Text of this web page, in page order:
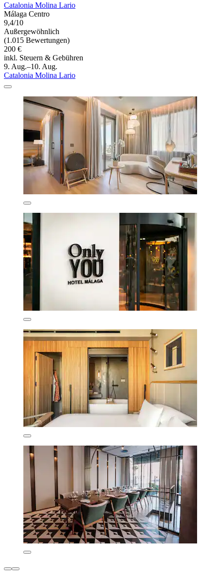
Catalonia Molina Lario
Málaga Centro
9,4/10
Außergewöhnlich
(1.015 Bewertungen)
200 €
inkl. Steuern & Gebühren
9. Aug.–10. Aug.
Catalonia Molina Lario